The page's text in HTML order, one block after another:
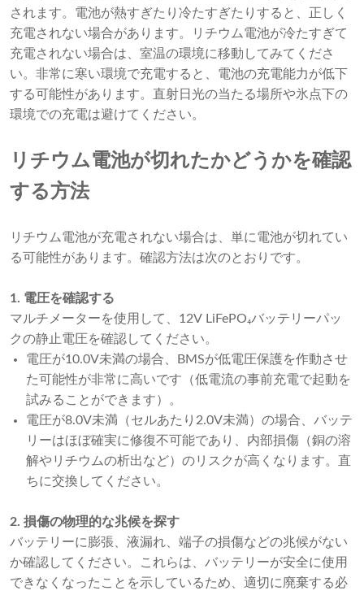
されます。電池が熱すぎたり冷たすぎたりすると、正しく
充電されない場合があります。リチウム電池が冷たすぎて
充電されない場合は、室温の環境に移動してみてくださ
い。非常に寒い環境で充電すると、電池の充電能力が低下
する可能性があります。直射日光の当たる場所や氷点下の
環境での充電は避けてください。
リチウム電池が切れたかどうかを確認
する方法
リチウム電池が充電されない場合は、単に電池が切れてい
る可能性があります。確認方法は次のとおりです。
1. 電圧を確認する
マルチメーターを使用して、12V LiFePO₄バッテリーパッ
クの静止電圧を確認してください。
電圧が10.0V未満の場合、BMSが低電圧保護を作動させ
た可能性が非常に高いです（低電流の事前充電で起動を
試みることができます）。
電圧が8.0V未満（セルあたり2.0V未満）の場合、バッテ
リーはほぼ確実に修復不可能であり、内部損傷（銅の溶
解やリチウムの析出など）のリスクが高くなります。直
ちに交換してください。
2. 損傷の物理的な兆候を探す
バッテリーに膨張、液漏れ、端子の損傷などの兆候がない
か確認してください。これらは、バッテリーが安全に使用
できなくなったことを示しているため、適切に廃棄する必